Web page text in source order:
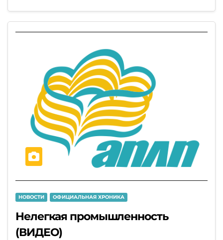
НОВОСТИ ОФИЦИАЛЬНАЯ ХРОНИКА
Нелегкая промышленность
(ВИДЕО)